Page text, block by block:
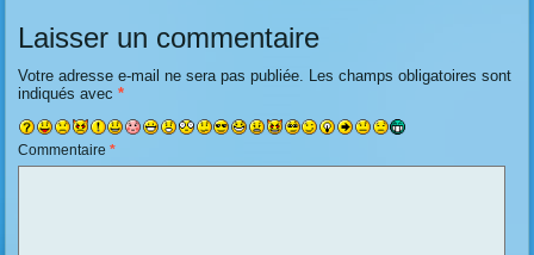
Laisser un commentaire
Votre adresse e-mail ne sera pas publiée. Les champs obligatoires sont
indiqués avec*
Commentaire*